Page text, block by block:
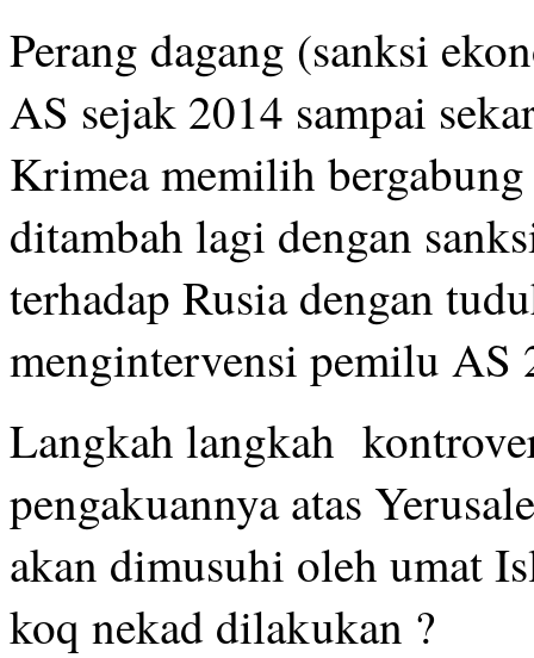
Perang dagang (sanksi
AS sejak 2014 sampai
Krimea memilih
ditambah lagi dengan
terhadap Rusia dengan
mengintervensi pemilu AS
Langkah langkah
pengakuannya atas
akan dimusuhi oleh umat
koq nekad dilakukan ?